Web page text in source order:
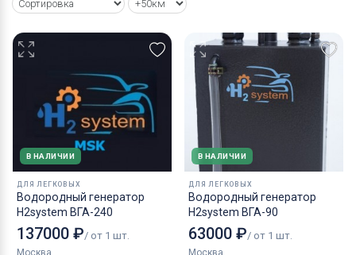
В НАЛИЧИИ
ДЛЯ ЛЕГКОВЫХ
Водородный генератор
H2system ВГА-240
137000 ₽/ от 1 шт.
Москва
В НАЛИЧИИ
ДЛЯ ЛЕГКОВЫХ
Водородный генератор
H2system ВГА-90
63000 ₽/ от 1 шт.
Москва